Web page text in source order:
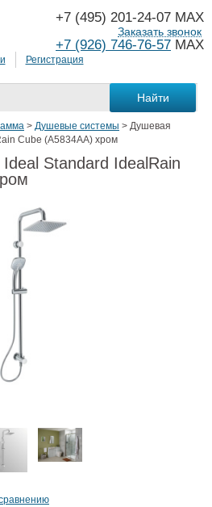
Регистрация
+7 (495) 201-24-07 MAX
+7 (926) 746-76-57 MAX
Заказать звонок
> Душевые системы > Душевая
Cube (A5834AA) хром
Standard IdealRain